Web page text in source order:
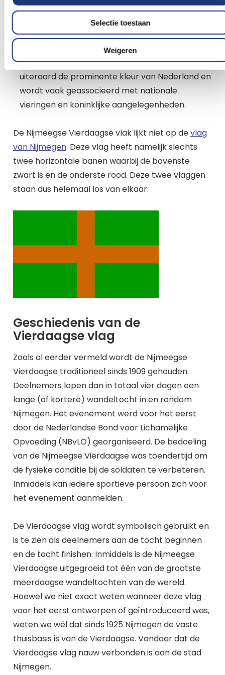
Selectie toestaan
Weigeren
groene kleur benadrukt de verbondenheid met
de krijgsmacht en de traditie van discipline en
doorzettingsvermogen.
Oranje symboliseert de verbondenheid met het
koninklijk huis en de nationale trots. Oranje is
uiteraard de prominente kleur van Nederland en
wordt vaak geassocieerd met nationale
vieringen en koninklijke aangelegenheden.
De Nijmeegse Vierdaagse vlak lijkt niet op devlag
van Nijmegen. Deze vlag heeft namelijk slechts
twee horizontale banen waarbij de bovenste
zwart is en de onderste rood. Deze twee vlaggen
staan dus helemaal los van elkaar.
Geschiedenis van de
Vierdaagse vlag
Zoals al eerder vermeld wordt de Nijmeegse
Vierdaagse traditioneel sinds 1909 gehouden.
Deelnemers lopen dan in totaal vier dagen een
lange (of kortere) wandeltocht in en rondom
Nijmegen. Het evenement werd voor het eerst
door de Nederlandse Bond voor Lichamelijke
Opvoeding (NBvLO) georganiseerd. De bedoeling
van de Nijmeegse Vierdaagse was toendertijd om
de fysieke conditie bij de soldaten te verbeteren.
Inmiddels kan iedere sportieve persoon zich voor
het evenement aanmelden.
De Vierdaagse vlag wordt symbolisch gebruikt en
is te zien als deelnemers aan de tocht beginnen
en de tocht finishen. Inmiddels is de Nijmeegse
Vierdaagse uitgegroeid tot één van de grootste
meerdaagse wandeltochten van de wereld.
Hoewel we niet exact weten wanneer deze vlag
voor het eerst ontworpen of geïntroduceerd was,
weten we wél dat sinds 1925 Nijmegen de vaste
thuisbasis is van de Vierdaagse. Vandaar dat de
Vierdaagse vlag nauw verbonden is aan de stad
Nijmegen.